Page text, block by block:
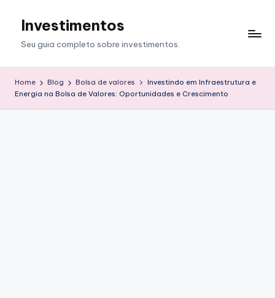
Investimentos
Seu guia completo sobre investimentos.
Home Blog Bolsa de valores
Investindo em Infraestrutura e
Energia na Bolsa de Valores: Oportunidades e Crescimento